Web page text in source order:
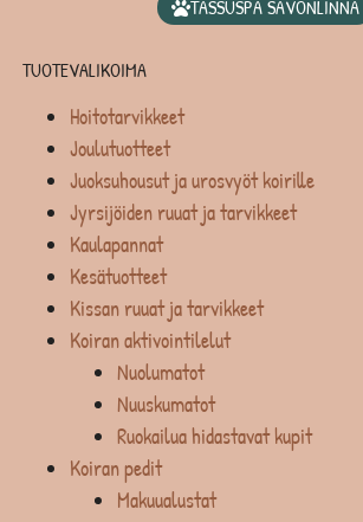
TASSUSPA SAVONLINNA
TUOTEVALIKOIMA
Hoitotarvikkeet
Joulutuotteet
Juoksuhousut ja urosvyöt koirille
Jyrsijöiden ruuat ja tarvikkeet
Kaulapannat
Kesätuotteet
Kissan ruuat ja tarvikkeet
Koiran aktivointilelut
Nuolumatot
Nuuskumatot
Ruokailua hidastavat kupit
Koiran pedit
Makuualustat